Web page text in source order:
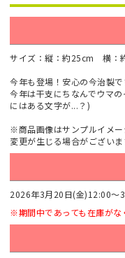
サイズ：縦：約25cm 横：
今年も登場！安心の今治製で
今年は干支にちなんでウマ
にはある文字が...？)
※商品画像はサンプルイメ
変更が生じる場合がございま
2026年3月20日(金)12:00～
※期間中であっても在庫がな